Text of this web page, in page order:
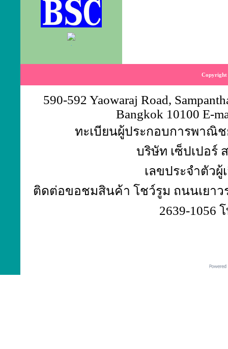
Copyright
590-592 Yaowaraj Road,
Bangkok 10100 E-
ทะเบียนผู้ประกอบการพาณิช
บริษัท เซ็ปเปอร์
เลขประจำตัวผู้
ติดต่อขอชมสินค้า โชว์รูม ถนนเยาวร
2639-1056